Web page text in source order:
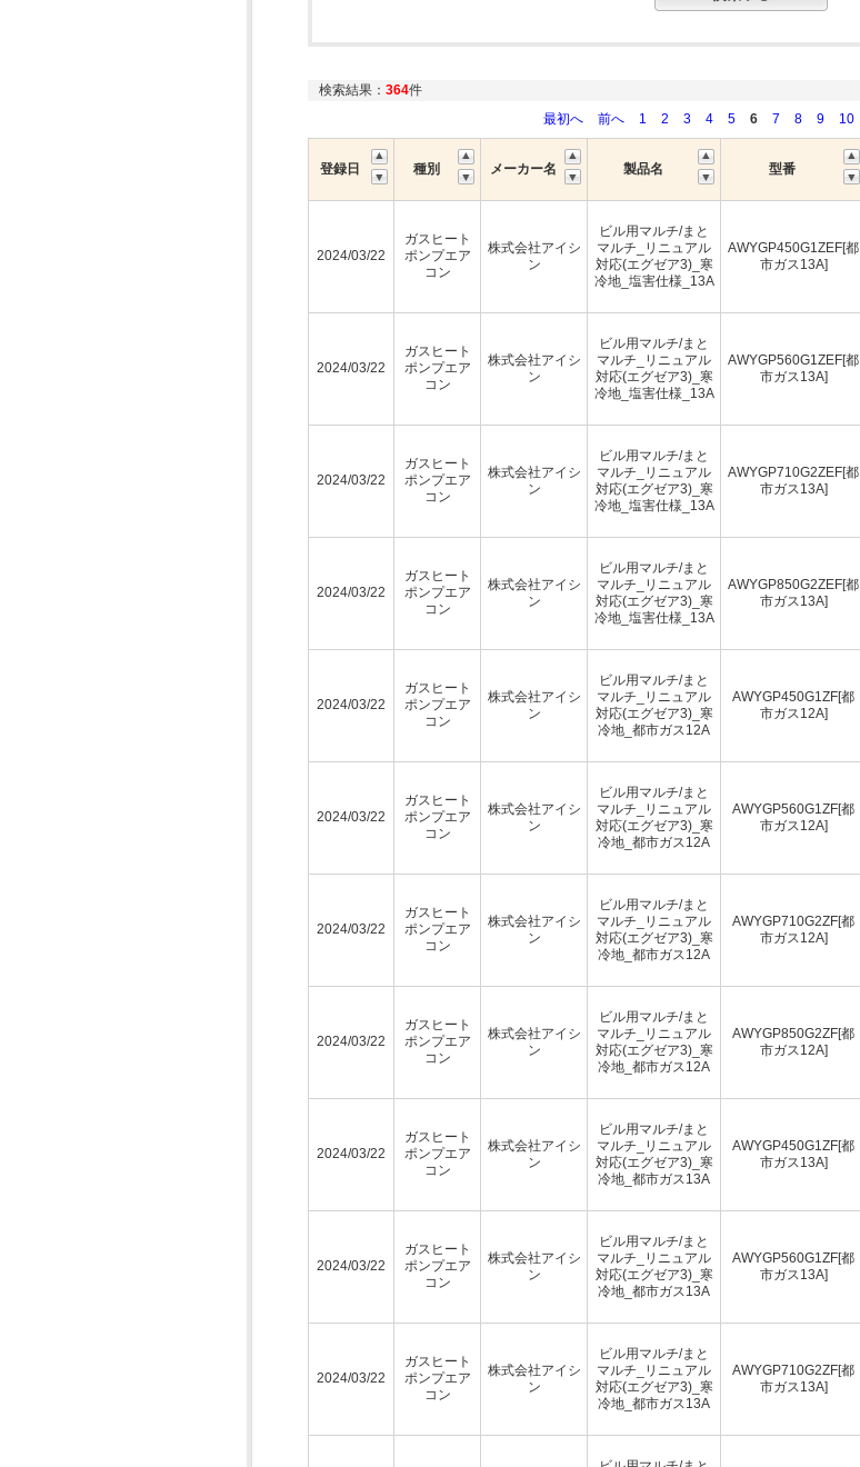
検索結果： 364件
最初へ
前へ 1 2 3 4 5 6 7 8 9 10
登録日 種別 メーカー名 製品名 型番
2024/03/22
ガスヒート
ポンプエア
コン
株式会社アイシ
ン
ビル用マルチ/まと
マルチ_リニュアル
対応(エグゼア3)_寒
冷地_塩害仕様_13A
AWYGP450G1ZEF[都
市ガス13A]
2024/03/22
ガスヒート
ポンプエア
コン
株式会社アイシ
ン
ビル用マルチ/まと
マルチ_リニュアル
対応(エグゼア3)_寒
冷地_塩害仕様_13A
AWYGP560G1ZEF[都
市ガス13A]
2024/03/22
ガスヒート
ポンプエア
コン
株式会社アイシ
ン
ビル用マルチ/まと
マルチ_リニュアル
対応(エグゼア3)_寒
冷地_塩害仕様_13A
AWYGP710G2ZEF[都
市ガス13A]
2024/03/22
ガスヒート
ポンプエア
コン
株式会社アイシ
ン
ビル用マルチ/まと
マルチ_リニュアル
対応(エグゼア3)_寒
冷地_塩害仕様_13A
AWYGP850G2ZEF[都
市ガス13A]
2024/03/22
ガスヒート
ポンプエア
コン
株式会社アイシ
ン
ビル用マルチ/まと
マルチ_リニュアル
対応(エグゼア3)_寒
冷地_都市ガス12A
AWYGP450G1ZF[都
市ガス12A]
2024/03/22
ガスヒート
ポンプエア
コン
株式会社アイシ
ン
ビル用マルチ/まと
マルチ_リニュアル
対応(エグゼア3)_寒
冷地_都市ガス12A
AWYGP560G1ZF[都
市ガス12A]
2024/03/22
ガスヒート
ポンプエア
コン
株式会社アイシ
ン
ビル用マルチ/まと
マルチ_リニュアル
対応(エグゼア3)_寒
冷地_都市ガス12A
AWYGP710G2ZF[都
市ガス12A]
2024/03/22
ガスヒート
ポンプエア
コン
株式会社アイシ
ン
ビル用マルチ/まと
マルチ_リニュアル
対応(エグゼア3)_寒
冷地_都市ガス12A
AWYGP850G2ZF[都
市ガス12A]
2024/03/22
ガスヒート
ポンプエア
コン
株式会社アイシ
ン
ビル用マルチ/まと
マルチ_リニュアル
対応(エグゼア3)_寒
冷地_都市ガス13A
AWYGP450G1ZF[都
市ガス13A]
2024/03/22
ガスヒート
ポンプエア
コン
株式会社アイシ
ン
ビル用マルチ/まと
マルチ_リニュアル
対応(エグゼア3)_寒
冷地_都市ガス13A
AWYGP560G1ZF[都
市ガス13A]
2024/03/22
ガスヒート
ポンプエア
コン
株式会社アイシ
ン
ビル用マルチ/まと
マルチ_リニュアル
対応(エグゼア3)_寒
冷地_都市ガス13A
AWYGP710G2ZF[都
市ガス13A]